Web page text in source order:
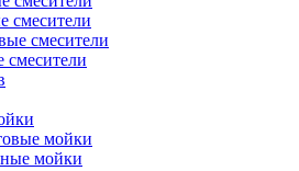
смесители
смесители
смесители
мойки
мойки